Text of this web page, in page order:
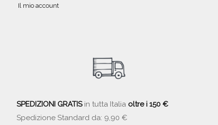
Il mio account
SPEDIZIONI GRATISin tutta Italia oltre i 150 €
Spedizione Standard da: 9,90 €